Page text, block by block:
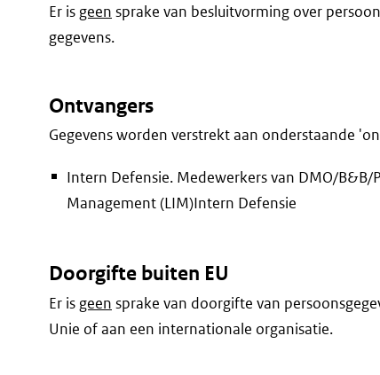
Er is geen sprake van besluitvorming over
gegevens.
Ontvangers
Gegevens worden verstrekt aan onderstaande
Intern Defensie. Medewerkers van DMO/B&B/
Management (LIM)Intern Defensie
Doorgifte buiten EU
Er is geen sprake van doorgifte van
Unie of aan een internationale organisatie.